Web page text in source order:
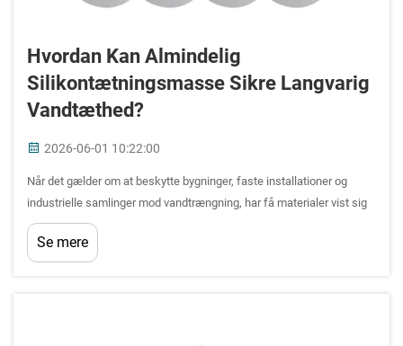
Hvordan Kan Almindelig
Silikontætningsmasse Sikre Langvarig
Vandtæthed?
2026-06-01 10:22:00
Når det gælder om at beskytte bygninger, faste installationer og
industrielle samlinger mod vandtrængning, har få materialer vist sig
så pålidelige og alsidige som almindelig silikontætningsmasse.
Uanset om du tætter en badeværelsesfuge eller sikrer en
Se mere